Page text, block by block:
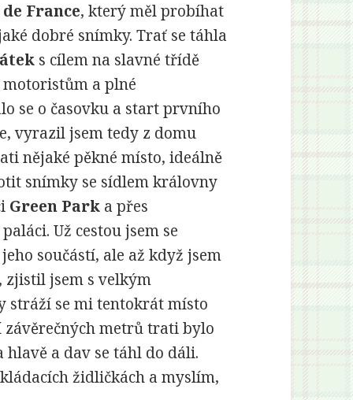
France, který měl probíhat
dobré snímky. Trať se táhla
s cílem na slavné třídě
a plné
se o časovku a start prvního
vyrazil jsem tedy z domu
nějaké pěkné místo, ideálně
snímky se sídlem královny
Green Park a přes
Už cestou jsem se
součástí, ale až když jsem
zjistil jsem s velkým
stráží se mi tentokrát místo
metrů trati bylo
a dav se táhl do dáli.
židličkách a myslím,